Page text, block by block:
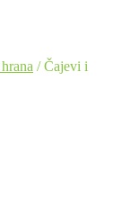
/ Čajevi i